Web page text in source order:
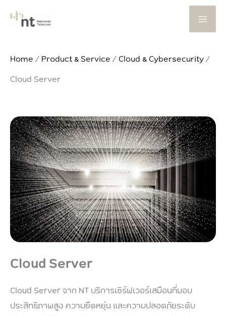
Skip
Home / Product & Service / Cloud & Cybersecurity/
Cloud Server
Cloud Server
Cloud Server จาก NT บริการเซิร์ฟเวอร์เสมือนที่มอบ
ประสิทธิภาพสูง ความยืดหยุ่น และความปลอดภัยระดับ